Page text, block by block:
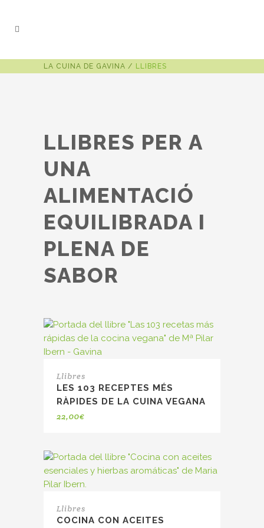
LA CUINA DE GAVINA / LLIBRES
LLIBRES PER A
UNA
ALIMENTACIÓ
EQUILIBRADA I
PLENA DE
SABOR
Llibres
LES 103 RECEPTES MÉS
RÀPIDES DE LA CUINA VEGANA
22,00€
Llibres
COCINA CON ACEITES